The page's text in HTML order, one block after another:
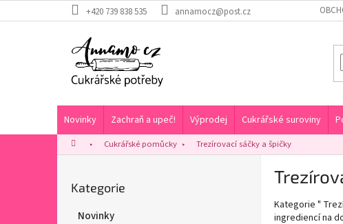
na
+420 739 838 535 annamocz@post.cz
Novinky Zachraň a upeč! Výprodej Cukrářské suroviny
DomůCukrářské pomůcky Trezírovací sáčky a špičky
Přeskočit
kategorie
Kategorie
Novinky
Kategorie "
ingrediencí na